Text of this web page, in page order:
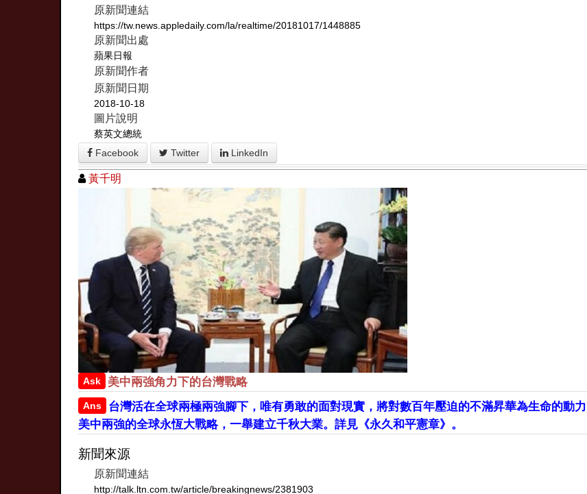
原新聞連結
https://tw.news.appledaily.com/la/realtime/20181017/1448885
原新聞出處
蘋果日報
原新聞作者
原新聞日期
2018-10-18
圖片說明
蔡英文總統
Facebook
Twitter LinkedIn
黃千明
Ask 美中兩強角力下的台灣戰略
Ans
台灣活在全球兩極兩強腳下，唯有勇敢的面對現實，將對數百年壓迫的不滿昇華為生命的動
美中兩強的全球永恆大戰略，一舉建立千秋大業。詳見《永久和平憲章》。
新聞來源
原新聞連結
http://talk.ltn.com.tw/article/breakingnews/2381903